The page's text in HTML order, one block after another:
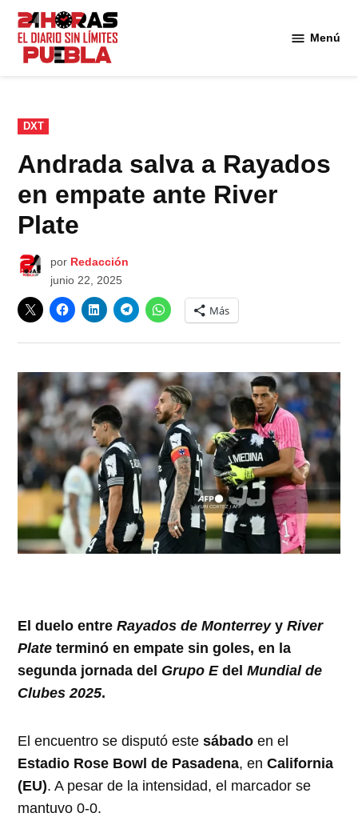
Saltar
contenido
Menú
PUBLICADO
EN
DXT
Andrada salva a Rayados
en empate ante River
Plate
por Redacción
junio 22, 2025
Más
El duelo entreRayados de MonterreyyRiver
Plate terminó en empate sin goles, en la
segunda jornada del Grupo EdelMundial de
Clubes 2025.
El encuentro se disputó estesábado en el
Estadio Rose Bowl de Pasadena, enCalifornia
(EU). A pesar de la intensidad, el marcador se
mantuvo 0-0.